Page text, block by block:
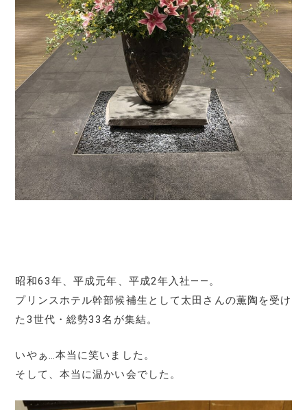
昭和63年、平成元年、平成2年入社――。
プリンスホテル幹部候補生として太田さんの薫陶を受け
た3世代・総勢33名が集結。
いやぁ…本当に笑いました。
そして、本当に温かい会でした。